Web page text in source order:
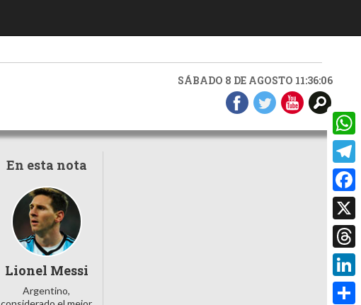
SÁBADO 8 DE AGOSTO 11:36:07
En esta nota
Lionel Messi
Argentino,
X